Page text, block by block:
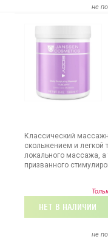
не
Классический
скольжением и легкой
локального массажа,
призванного
НЕТ В НАЛИЧИИ
не